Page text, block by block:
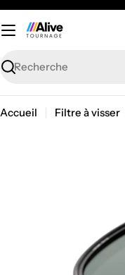
Passer
au
contenu
Recherche
Accueil Filtre à visser
le média 0 en